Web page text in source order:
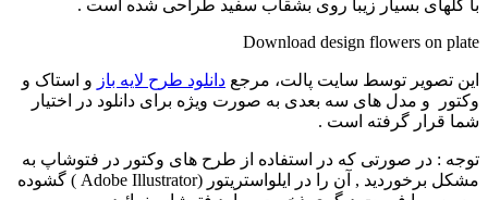
با گلهای بسیار زیبا روی بشقاب سفید طراحی شده است .
Download design flowers on plate
این تصویر توسط سایت پالت، مرجع دانلود طرح لایه باز و استاک و
وکتور و مدل های سه بعدی به صورت ویژه برای دانلود در اختیار
شما قرار گرفته است .
توجه : در صورتی که در استفاده از طرح های وکتور در فتوشاپ به
مشکل برخوردید , آن را در ایلواستریتور (Adobe Illustrator ) گشوده